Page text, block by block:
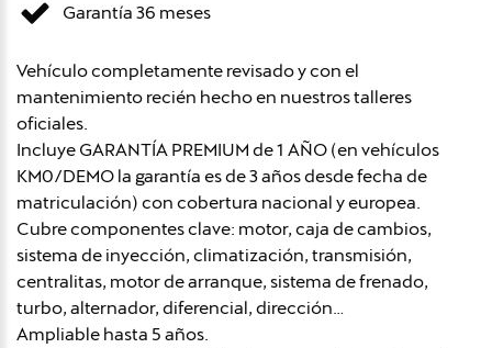
Garantía 36 meses
Vehículo completamente revisado y con el
mantenimiento recién hecho en nuestros talleres
oficiales.
Incluye GARANTÍA PREMIUM de 1 AÑO (en vehículos
KM0/DEMO la garantía es de 3 años desde fecha de
matriculación) con cobertura nacional y europea.
Cubre componentes clave: motor, caja de cambios,
sistema de inyección, climatización, transmisión,
centralitas, motor de arranque, sistema de frenado,
turbo, alternador, diferencial, dirección…
Ampliable hasta 5 años.